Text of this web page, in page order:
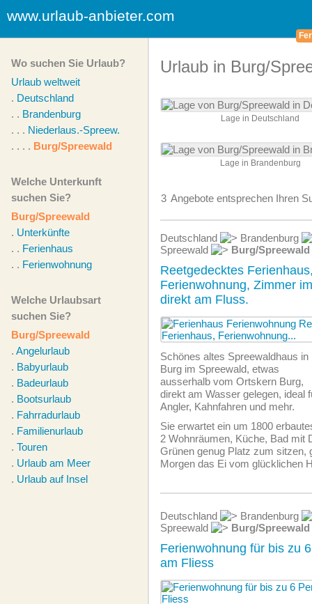
www.urlaub-anbieter.com
Wo suchen Sie Urlaub?
Urlaub weltweit
. Deutschland
. . Brandenburg
. . . Niederlaus.-Spreew.
. . . . Burg/Spreewald
Welche Unterkunft
suchen Sie?
Burg/Spreewald
. Unterkünfte
. . Ferienhaus
. . Ferienwohnung
Welche Urlaubsart
suchen Sie?
Burg/Spreewald
. Angelurlaub
. Babyurlaub
. Badeurlaub
. Bootsurlaub
. Fahrradurlaub
. Familienurlaub
. Touren
. Urlaub am Meer
. Urlaub auf Insel
Urlaub in Burg/
Lage in Deutschland
Lage in Brandenburg
3 Angebote entsprechen Ihren
Deutschland
Brandenburg
Spreewald
Burg/Spreewald
Reetgedecktes
Ferienwohnung, Zimmer
direkt am Fluss.
Schönes altes Spreewaldhaus in
Burg im Spreewald, etwas
ausserhalb vom Ortskern Burg,
direkt am Wasser gelegen, ideal
Angler, Kahnfahren und mehr.
Sie erwartet ein um 1800
2 Wohnräumen, Küche, Bad mit
Grünen genug Platz zum sitzen,
Morgen das Ei vom glücklichen
Deutschland
Brandenburg
Spreewald
Burg/Spreewald
Ferienwohnung für bis zu
am Fliess